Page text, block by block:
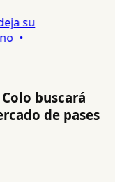
su
•
buscará
de pases